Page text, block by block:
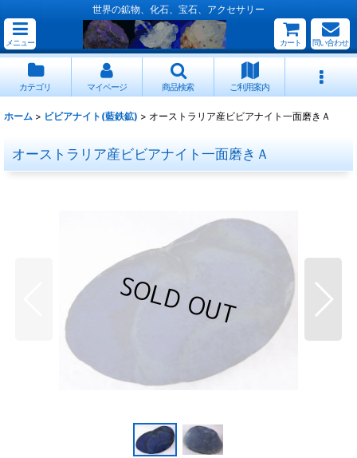
世界の鉱物、化石、宝石、アクセサリー
メニュー カート 問い合わせ
カテゴリ マイページ 商品検索 ご利用案内
ホーム > ビビアナイト(藍鉄鉱) > オーストラリア産ビビアナイト一面磨きＡ
オーストラリア産ビビアナイト一面磨きＡ